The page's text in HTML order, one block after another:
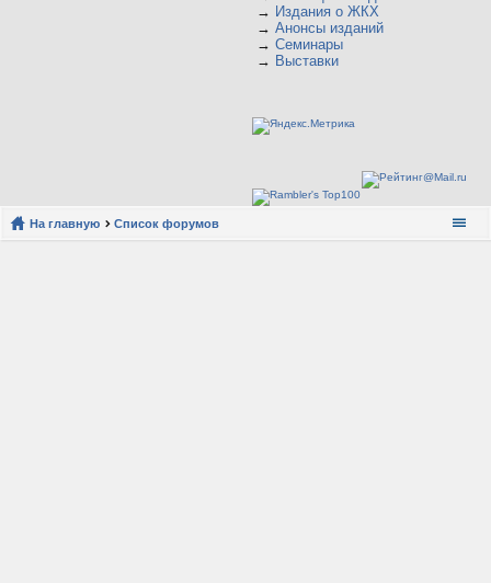
→ Издания о ЖКХ
→ Анонсы изданий
→ Семинары
→ Выставки
На главную Список форумов